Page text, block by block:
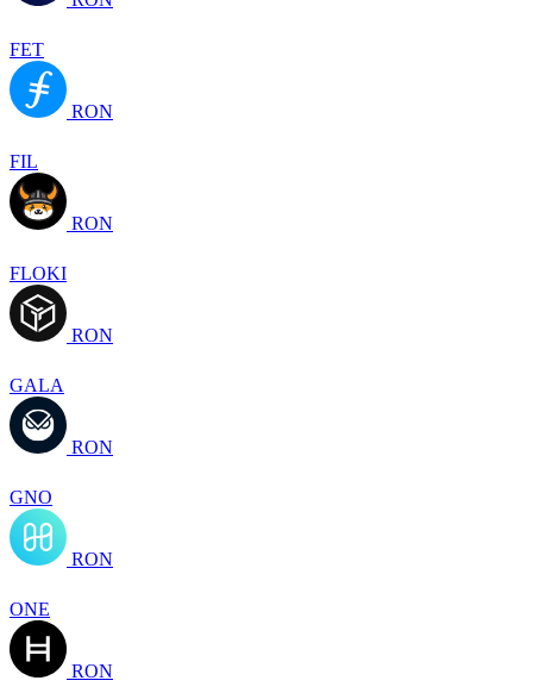
FET
RON
FIL
RON
FLOKI
RON
GALA
RON
GNO
RON
ONE
RON